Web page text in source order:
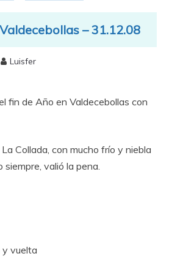
– 31.12.08
Luisfer
fin de Año en Valdecebollas con
Collada, con mucho frío y niebla
siempre, valió la pena.
y vuelta